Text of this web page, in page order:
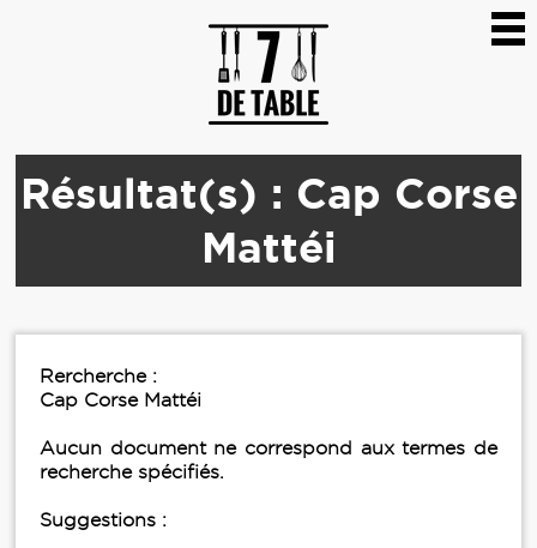
Résultat(s) : Cap Corse
Mattéi
Rercherche :
Cap Corse Mattéi
Aucun document ne correspond aux termes de
recherche spécifiés.
Suggestions :